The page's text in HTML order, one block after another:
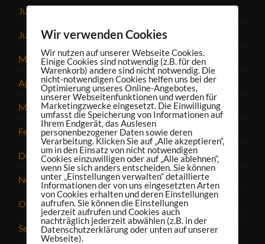
Juli 2025
Juni 2025
Mai 2025
April 2025
März 2025
Februar 2025
Dezember 2024
November 2024
Oktober 2024
September 2024
Wir verwenden Cookies
Wir nutzen auf unserer Webseite Cookies.
Einige Cookies sind notwendig (z.B. für den
Warenkorb) andere sind nicht notwendig. Die
nicht-notwendigen Cookies helfen uns bei der
Optimierung unseres Online-Angebotes,
unserer Webseitenfunktionen und werden für
Marketingzwecke eingesetzt. Die Einwilligung
umfasst die Speicherung von Informationen auf
Ihrem Endgerät, das Auslesen
personenbezogener Daten sowie deren
Verarbeitung. Klicken Sie auf „Alle akzeptieren“,
um in den Einsatz von nicht notwendigen
Cookies einzuwilligen oder auf „Alle ablehnen“,
wenn Sie sich anders entscheiden. Sie können
unter „Einstellungen verwalten“ detaillierte
Informationen der von uns eingesetzten Arten
von Cookies erhalten und deren Einstellungen
aufrufen. Sie können die Einstellungen
jederzeit aufrufen und Cookies auch
nachträglich jederzeit abwählen (z.B. in der
Datenschutzerklärung oder unten auf unserer
Webseite).